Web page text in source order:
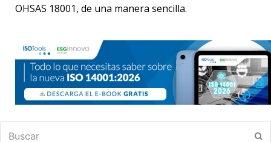
OHSAS 18001, de una manera sencilla.